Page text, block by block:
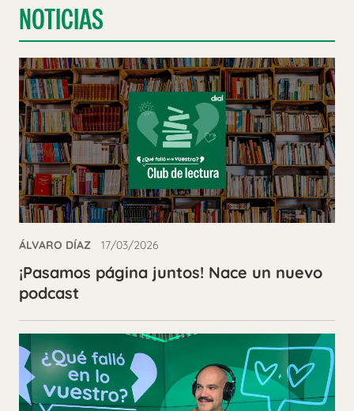
NOTICIAS
ÁLVARO DÍAZ 17/03/2026
¡Pasamos página juntos! Nace un nuevo
podcast